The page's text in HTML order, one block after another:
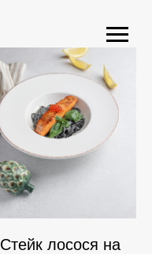
Стейк лосося на